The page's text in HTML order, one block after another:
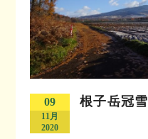
09
11月
2020
根子岳冠雪